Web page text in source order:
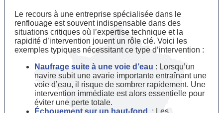
Le recours à une entreprise spécialisée dans le
renflouage est souvent indispensable dans des
situations critiques où l’expertise technique et la
rapidité d’intervention jouent un rôle clé. Voici les
exemples typiques nécessitant ce type d’intervention :
Naufrage suite à une voie d’eau : Lorsqu’un
navire subit une avarie importante entraînant une
voie d’eau, il risque de sombrer rapidement. Une
intervention immédiate est alors essentielle pour
éviter une perte totale.
Échouement sur un haut-fond
: Les